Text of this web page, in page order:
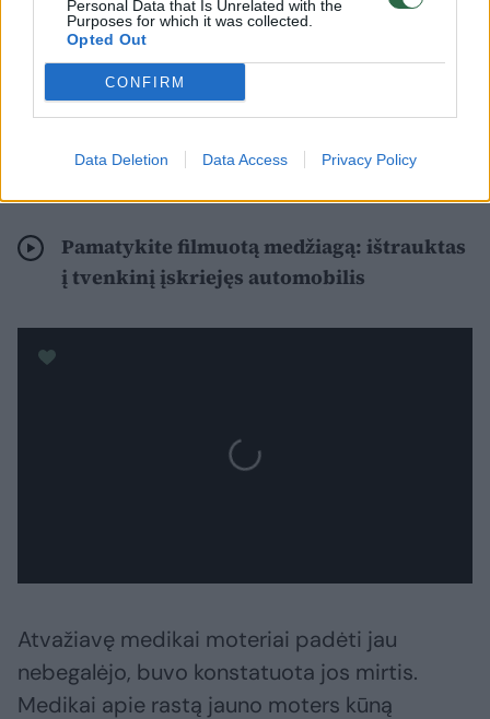
Personal Data that Is Unrelated with the
Purposes for which it was collected.
Opted Out
CONFIRM
Data Deletion Data Access Privacy Policy
sėdynėje. Automobilyje nejudančią moterį
pastebėjo praeiviai.
Žmonės kilo įtarimas, kad jaunai moteriai
kažkas negerai, todėl jie iškvietė greitosios
pagalbos medikus.
Pamatykite filmuotą medžiagą: ištrauktas
į tvenkinį įskriejęs automobilis
Atvažiavę medikai moteriai padėti jau
nebegalėjo, buvo konstatuota jos mirtis.
Medikai apie rastą jauno moters kūną